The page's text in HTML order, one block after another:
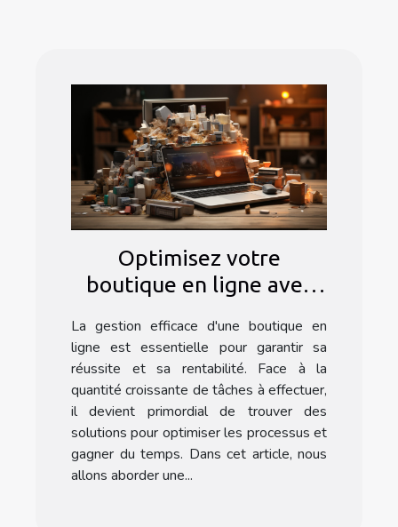
Optimisez votre
boutique en ligne avec
secrets d'un nettoyage
efficace sur Prestashop
La gestion efficace d'une boutique en
ligne est essentielle pour garantir sa
réussite et sa rentabilité. Face à la
quantité croissante de tâches à effectuer,
il devient primordial de trouver des
solutions pour optimiser les processus et
gagner du temps. Dans cet article, nous
allons aborder une...